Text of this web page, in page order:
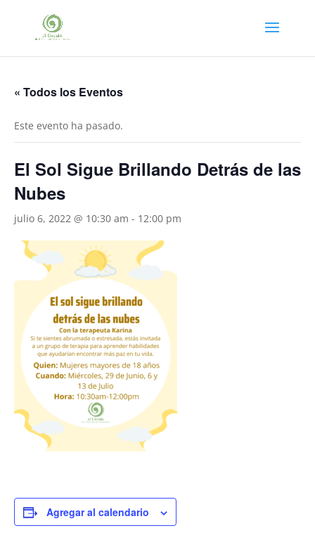
« Todos los Eventos
Este evento ha pasado.
El Sol Sigue Brillando Detrás de las
Nubes
julio 6, 2022 @ 10:30 am - 12:00 pm
Agregar al calendario